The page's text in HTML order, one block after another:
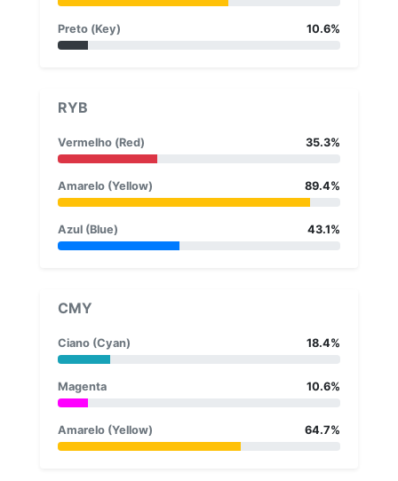
Preto (Key) 10.6%
RYB
Vermelho (Red) 35.3%
Amarelo (Yellow) 89.4%
Azul (Blue) 43.1%
CMY
Ciano (Cyan) 18.4%
Magenta 10.6%
Amarelo (Yellow) 64.7%